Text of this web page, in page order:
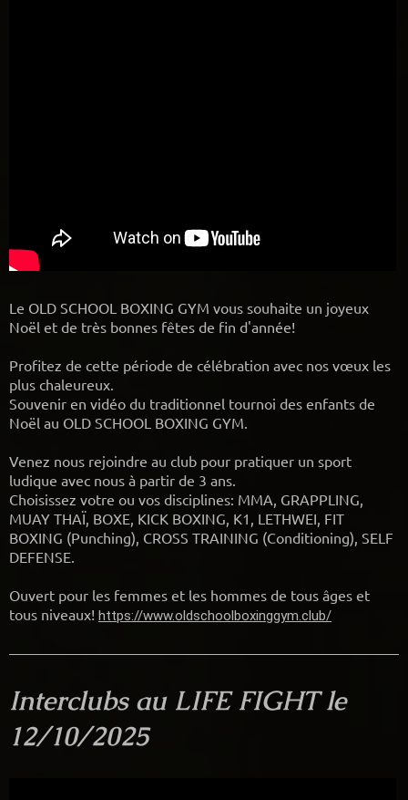
Le OLD SCHOOL BOXING GYM vous souhaite un joyeux
Noël et de très bonnes fêtes de fin d'année!
Profitez de cette période de célébration avec nos vœux les
plus chaleureux.
Souvenir en vidéo du traditionnel tournoi des enfants de
Noël au OLD SCHOOL BOXING GYM.
Venez nous rejoindre au club pour pratiquer un sport
ludique avec nous à partir de 3 ans.
Choisissez votre ou vos disciplines: MMA, GRAPPLING,
MUAY THAÏ, BOXE, KICK BOXING, K1, LETHWEI, FIT
BOXING (Punching), CROSS TRAINING (Conditioning), SELF
DEFENSE.
Ouvert pour les femmes et les hommes de tous âges et
tous niveaux! https://www.oldschoolboxinggym.club/
Interclubs au LIFE FIGHT le
12/10/2025